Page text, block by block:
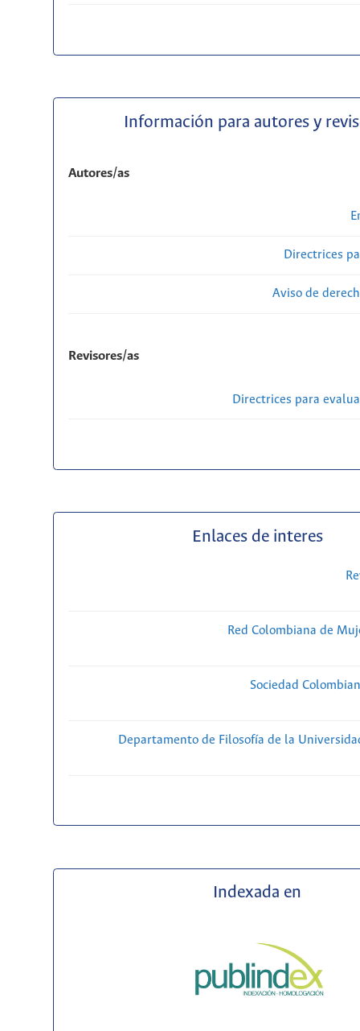
Información para autores y
Autores/as
Directrices
Aviso de
Revisores/as
Directrices para
Enlaces de interes
Red Colombiana de
Sociedad
Departamento de Filosofía de la
Indexada en